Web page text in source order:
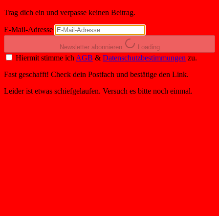
Trag dich ein und verpasse keinen Beitrag.
E-Mail-Adresse
Newsletter abonnieren Loading
Hiermit stimme ich AGB & Datenschutzbestimmungen zu.
Fast geschafft! Check dein Postfach und bestätige den Link.
Leider ist etwas schiefgelaufen. Versuch es bitte noch einmal.